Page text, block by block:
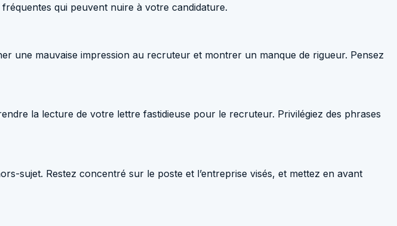
qui peuvent nuire à votre candidature.
une mauvaise impression au recruteur et montrer un manque de rigueur. Pensez
la lecture de votre lettre fastidieuse pour le recruteur. Privilégiez des phrases
sujet. Restez concentré sur le poste et l’entreprise visés, et mettez en avant